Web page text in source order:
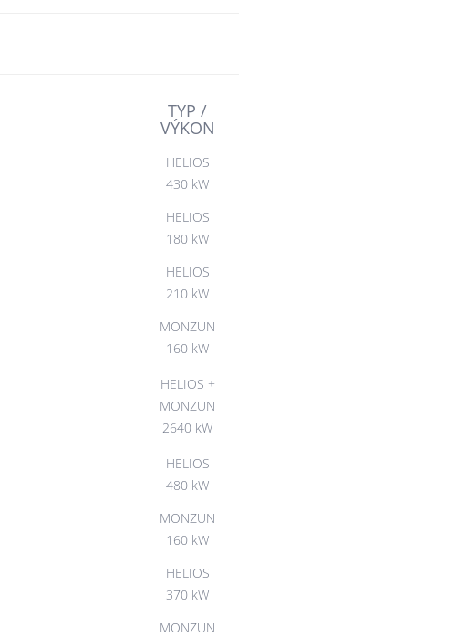
TYP /
VÝKON
HELIOS
430 kW
HELIOS
180 kW
HELIOS
210 kW
MONZUN
160 kW
HELIOS +
MONZUN
2640 kW
HELIOS
480 kW
MONZUN
160 kW
HELIOS
370 kW
MONZUN